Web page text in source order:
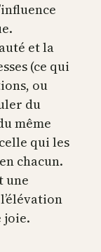
et la
(ce qui
ou
du
même
qui les
chacun.
une
joie.